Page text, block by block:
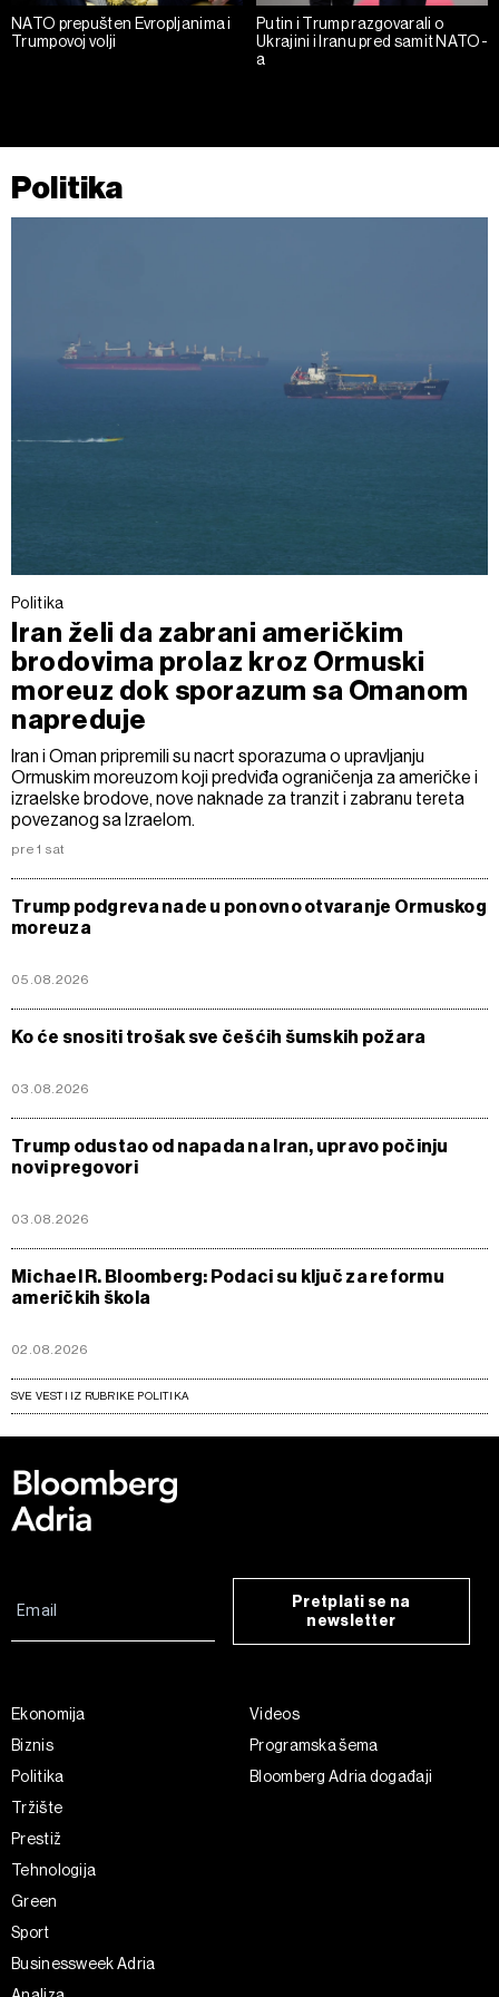
NATO prepušten Evropljanima i
Trumpovoj volji
Putin i Trump razgovarali o
Ukrajini i Iranu pred samit NATO-
a
Politika
Politika
Iran želi da zabrani američkim
brodovima prolaz kroz Ormuski
moreuz dok sporazum sa Omanom
napreduje
Iran i Oman pripremili su nacrt sporazuma o upravljanju
Ormuskim moreuzom koji predviđa ograničenja za američke i
izraelske brodove, nove naknade za tranzit i zabranu tereta
povezanog sa Izraelom.
pre 1 sat
Trump podgreva nade u ponovno otvaranje Ormuskog
moreuza
05.08.2026
Ko će snositi trošak sve češćih šumskih požara
03.08.2026
Trump odustao od napada na Iran, upravo počinju
novi pregovori
03.08.2026
Michael R. Bloomberg: Podaci su ključ za reformu
američkih škola
02.08.2026
SVE VESTI IZ RUBRIKE POLITIKA
Pretplati se na
newsletter
Ekonomija
Biznis
Politika
Tržište
Prestiž
Tehnologija
Green
Sport
Businessweek Adria
Videos
Programska šema
Bloomberg Adria događaji